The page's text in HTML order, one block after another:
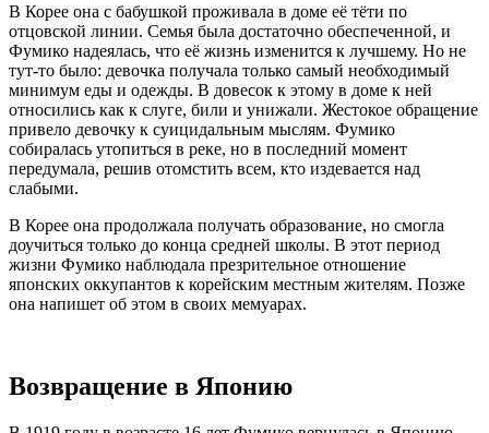
В Корее она с бабушкой проживала в доме её тёти по
отцовской линии. Семья была достаточно обеспеченной, и
Фумико надеялась, что её жизнь изменится к лучшему. Но не
тут-то было: девочка получала только самый необходимый
минимум еды и одежды. В довесок к этому в доме к ней
относились как к слуге, били и унижали. Жестокое обращение
привело девочку к суицидальным мыслям. Фумико
собиралась утопиться в реке, но в последний момент
передумала, решив отомстить всем, кто издевается над
слабыми.
В Корее она продолжала получать образование, но смогла
доучиться только до конца средней школы. В этот период
жизни Фумико наблюдала презрительное отношение
японских оккупантов к корейским местным жителям. Позже
она напишет об этом в своих мемуарах.
Возвращение в Японию